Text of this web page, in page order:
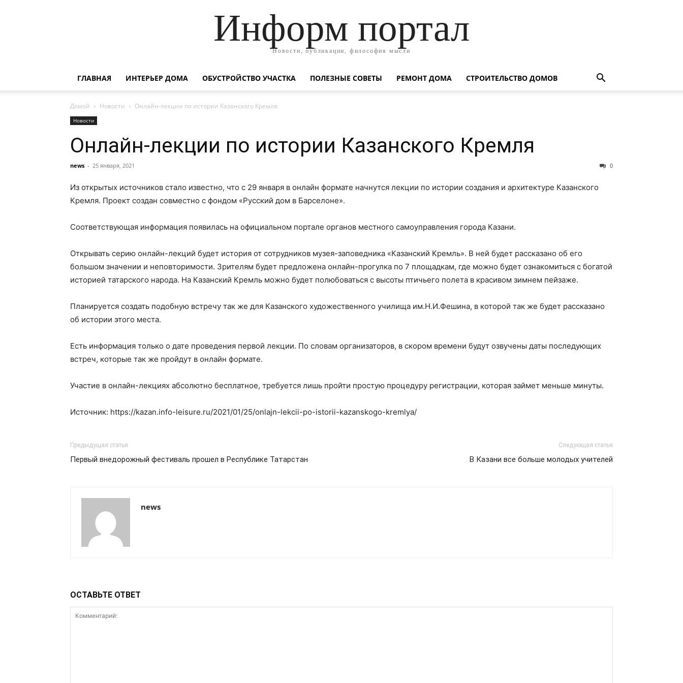
Информ портал
Новости, публикации, философия мысли
ГЛАВНАЯ ИНТЕРЬЕР ДОМА ОБУСТРОЙСТВО УЧАСТКА ПОЛЕЗНЫЕ СОВЕТЫ РЕМОНТ ДОМА СТРОИТЕЛЬСТВО ДОМОВ
Домой Новости Онлайн-лекции по истории Казанского Кремля
Новости
Онлайн-лекции по истории Казанского Кремля
news - 25 января, 2021 0
Из открытых источников стало известно, что с 29 января в онлайн формате начнутся лекции по истории создания и архитектуре Казанского
Кремля. Проект создан совместно с фондом «Русский дом в Барселоне».
Соответствующая информация появилась на официальном портале органов местного самоуправления города Казани.
Открывать серию онлайн-лекций будет история от сотрудников музея-заповедника «Казанский Кремль». В ней будет рассказано об его
большом значении и неповторимости. Зрителям будет предложена онлайн-прогулка по 7 площадкам, где можно будет ознакомиться с богатой
историей татарского народа. На Казанский Кремль можно будет полюбоваться с высоты птичьего полета в красивом зимнем пейзаже.
Планируется создать подобную встречу так же для Казанского художественного училища им.Н.И.Фешина, в которой так же будет рассказано
об истории этого места.
Есть информация только о дате проведения первой лекции. По словам организаторов, в скором времени будут озвучены даты последующих
встреч, которые так же пройдут в онлайн формате.
Участие в онлайн-лекциях абсолютно бесплатное, требуется лишь пройти простую процедуру регистрации, которая займет меньше минуты.
Источник: https://kazan.info-leisure.ru/2021/01/25/onlajn-lekcii-po-istorii-kazanskogo-kremlya/
Предыдущая статья
Первый внедорожный фестиваль прошел в Республике Татарстан
Следующая статья
В Казани все больше молодых учителей
news
ОСТАВЬТЕ ОТВЕТ